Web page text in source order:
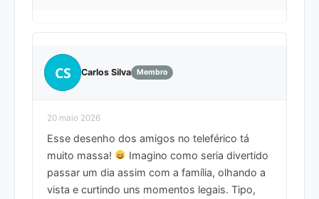
CS Carlos Silva Membro
20 maio 2026
Esse desenho dos amigos no teleférico tá
muito massa!
Imagino como seria divertido
passar um dia assim com a família, olhando a
vista e curtindo uns momentos legais. Tipo,